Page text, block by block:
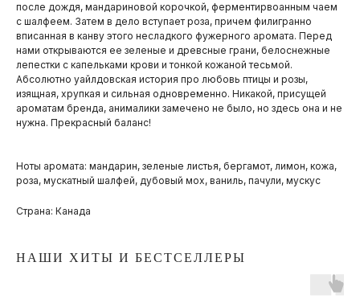
после дождя, мандариновой корочкой, ферментирвоанным чаем
с шалфеем. Затем в дело вступает роза, причем филигранно
вписанная в канву этого несладкого фужерного аромата. Перед
нами открываются ее зеленые и древсные грани, белоснежные
лепестки с капельками крови и тонкой кожаной тесьмой.
Абсолютно уайлдовская история про любовь птицы и розы,
изящная, хрупкая и сильная одновременно. Никакой, присущей
ароматам бренда, анималики замечено не было, но здесь она и не
нужна. Прекрасный баланс!
Ноты аромата: мандарин, зеленые листья, бергамот, лимон, кожа,
роза, мускатный шалфей, дубовый мох, ваниль, пачули, мускус
Страна: Канада
НАШИ ХИТЫ И БЕСТСЕЛЛЕРЫ